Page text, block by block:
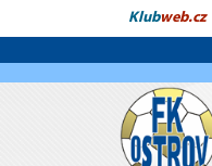
Klubweb.cz